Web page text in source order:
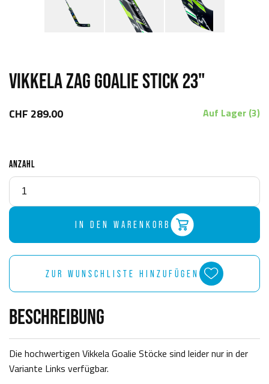
VIKKELA ZAG GOALIE STICK 23"
CHF 289.00 Auf Lager (3)
ANZAHL
IN DEN WARENKORB
ZUR WUNSCHLISTE HINZUFÜGEN
BESCHREIBUNG
Die hochwertigen Vikkela Goalie Stöcke sind leider nur in der
Variante Links verfügbar.